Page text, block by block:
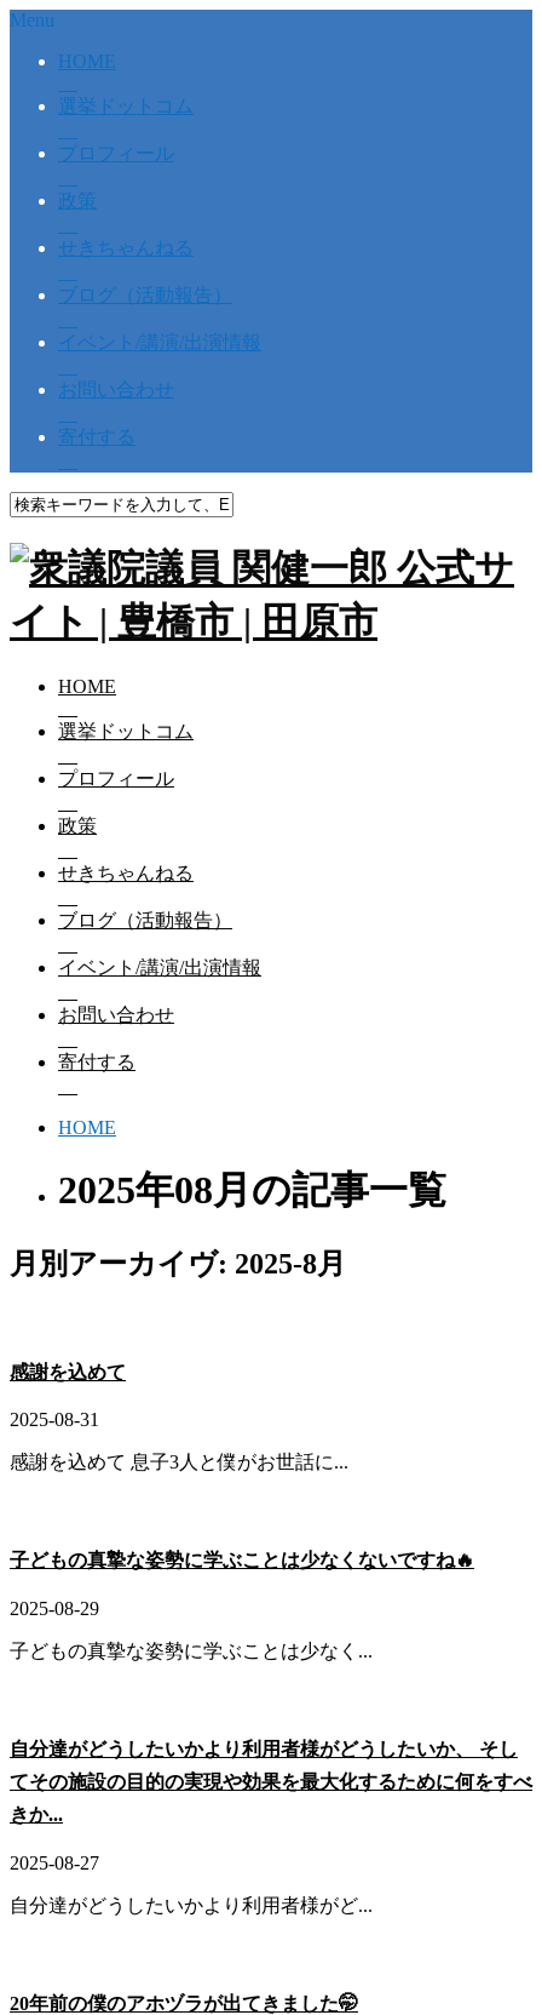
Menu
HOME
選挙ドットコム
プロフィール
政策
せきちゃんねる
ブログ（活動報告）
イベント/講演/出演情報
お問い合わせ
寄付する
HOME
選挙ドットコム
プロフィール
政策
せきちゃんねる
ブログ（活動報告）
イベント/講演/出演情報
お問い合わせ
寄付する
HOME
2025年08月の記事一覧
月別アーカイヴ: 2025-8月
感謝を込めて
2025-08-31
感謝を込めて 息子3人と僕がお世話に...
子どもの真摯な姿勢に学ぶことは少なくないですね🔥
2025-08-29
子どもの真摯な姿勢に学ぶことは少なく...
自分達がどうしたいかより利用者様がどうしたいか、 そし
てその施設の目的の実現や効果を最大化するために何をすべ
きか...
2025-08-27
自分達がどうしたいかより利用者様がど...
20年前の僕のアホヅラが出てきました🤭